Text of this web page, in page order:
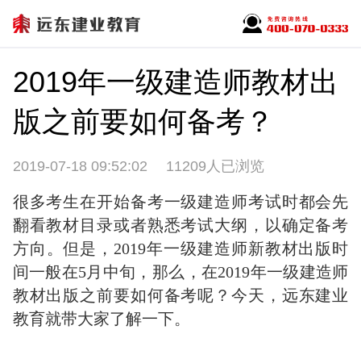
2019年一级建造师教材出
版之前要如何备考？
2019-07-18 09:52:02 11209人已浏览
很多考生在开始备考一级建造师考试时都会先
翻看教材目录或者熟悉考试大纲，以确定备考
方向。但是，2019年一级建造师新教材出版时
间一般在5月中旬，那么，在2019年一级建造师
教材出版之前要如何备考呢？今天，远东建业
教育就带大家了解一下。